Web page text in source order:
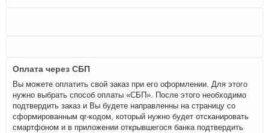
Оплата через СБП
Вы можете оплатить свой заказ при его оформлении. Для этого
нужно выбрать способ оплаты «СБП». После этого необходимо
подтвердить заказ и Вы будете направленны на страницу со
сформированным qr-кодом, который нужно будет отсканировать
смартфоном и в приложении открывшегося банка подтвердить